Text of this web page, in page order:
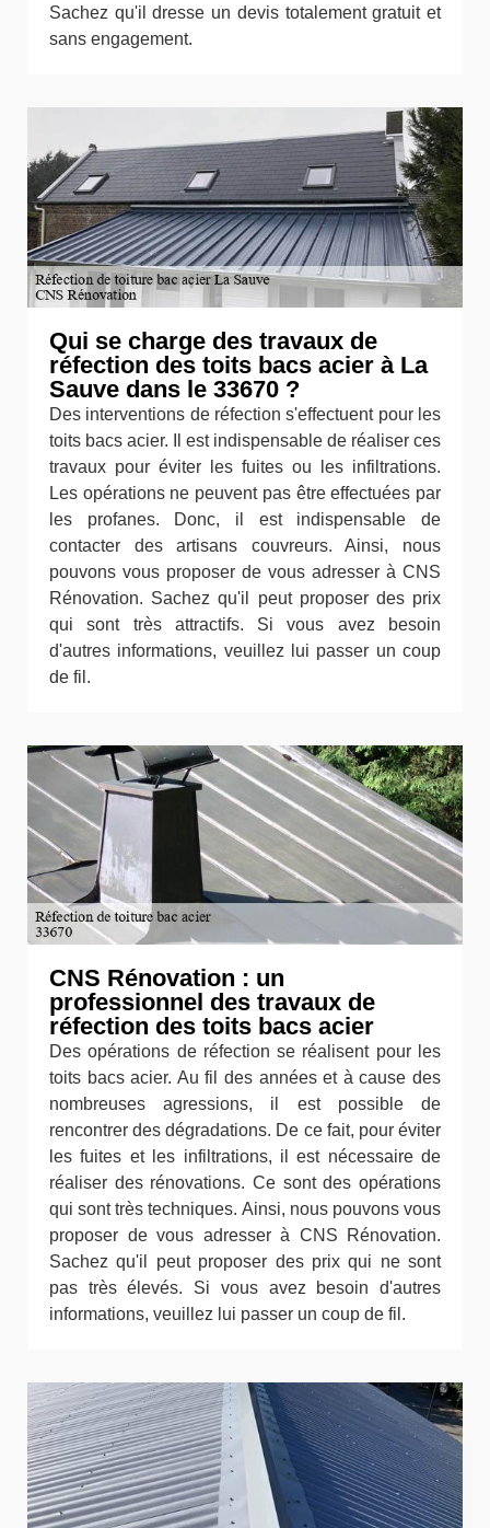
Sachez qu'il dresse un devis totalement gratuit et
sans engagement.
Qui se charge des travaux de
réfection des toits bacs acier à La
Sauve dans le 33670 ?
Des interventions de réfection s'effectuent pour les
toits bacs acier. Il est indispensable de réaliser ces
travaux pour éviter les fuites ou les infiltrations.
Les opérations ne peuvent pas être effectuées par
les profanes. Donc, il est indispensable de
contacter des artisans couvreurs. Ainsi, nous
pouvons vous proposer de vous adresser à CNS
Rénovation. Sachez qu'il peut proposer des prix
qui sont très attractifs. Si vous avez besoin
d'autres informations, veuillez lui passer un coup
de fil.
CNS Rénovation : un
professionnel des travaux de
réfection des toits bacs acier
Des opérations de réfection se réalisent pour les
toits bacs acier. Au fil des années et à cause des
nombreuses agressions, il est possible de
rencontrer des dégradations. De ce fait, pour éviter
les fuites et les infiltrations, il est nécessaire de
réaliser des rénovations. Ce sont des opérations
qui sont très techniques. Ainsi, nous pouvons vous
proposer de vous adresser à CNS Rénovation.
Sachez qu'il peut proposer des prix qui ne sont
pas très élevés. Si vous avez besoin d'autres
informations, veuillez lui passer un coup de fil.